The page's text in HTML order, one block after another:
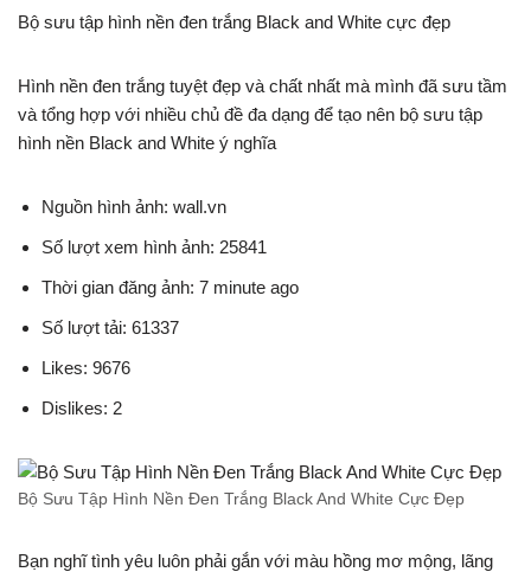
Bộ sưu tập hình nền đen trắng Black and White cực đẹp
Hình nền đen trắng tuyệt đẹp và chất nhất mà mình đã sưu tầm
và tổng hợp với nhiều chủ đề đa dạng để tạo nên bộ sưu tập
hình nền Black and White ý nghĩa
Nguồn hình ảnh: wall.vn
Số lượt xem hình ảnh: 25841
Thời gian đăng ảnh: 7 minute ago
Số lượt tải: 61337
Likes: 9676
Dislikes: 2
Bộ Sưu Tập Hình Nền Đen Trắng Black And White Cực Đẹp
Bạn nghĩ tình yêu luôn phải gắn với màu hồng mơ mộng, lãng